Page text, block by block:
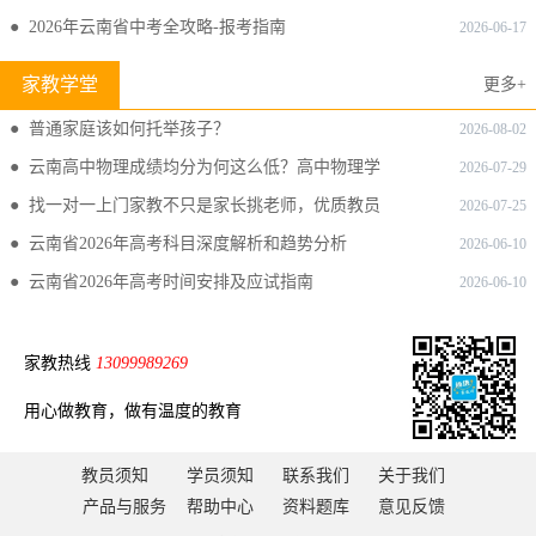
价值最大化
● 2026年云南省中考全攻略-报考指南 2026-06-17
家教学堂 更多+
● 普通家庭该如何托举孩子？ 2026-08-02
● 云南高中物理成绩均分为何这么低？高中物理学
习难在哪？
2026-07-29
● 找一对一上门家教不只是家长挑老师，优质教员
同样也会筛选家长！
2026-07-25
● 云南省2026年高考科目深度解析和趋势分析 2026-06-10
● 云南省2026年高考时间安排及应试指南 2026-06-10
家教热线 13099989269
用心做教育，做有温度的教育
教员须知 学员须知 联系我们
关于我们
产品与服务
帮助中心 资料题库 意见反馈